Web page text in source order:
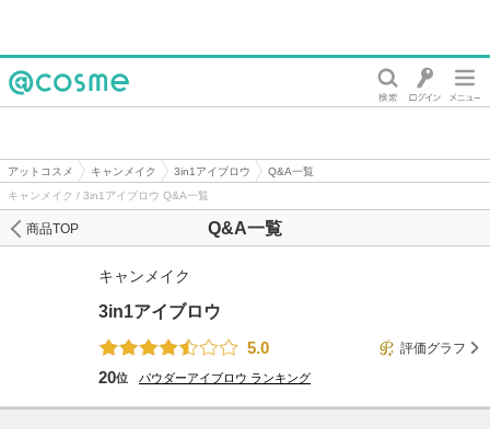
アットコスメ キャンメイク 3in1アイブロウ
Q&A一覧
キャンメイク / 3in1アイブロウ Q&A一覧
Q&A一覧
商品TOP
キャンメイク
3in1アイブロウ
5.0
評価グラフ
20位 パウダーアイブロウ ランキング